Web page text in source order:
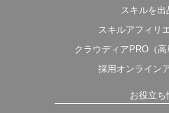
スキルを出
スキルアフィリ
クラウディアPRO（高
採用オンライン
お役立ち